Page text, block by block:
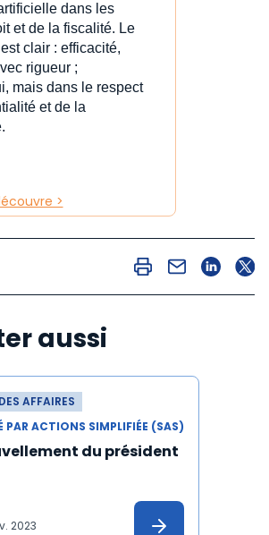
dans les
et de la fiscalité. Le
clair : efficacité,
rigueur ;
mais dans le respect
et de la
>
aussi
AFFAIRES
PAR ACTIONS SIMPLIFIÉE (SAS)
du président
2023